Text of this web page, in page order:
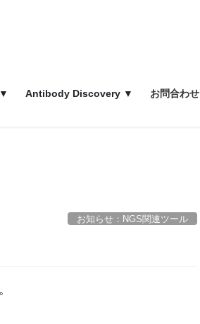
Antibody Discovery ▼ お問合わせ
お知らせ：NGS関連ツール